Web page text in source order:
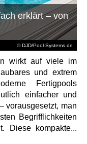
© DJD/Pool-Systems.de
erklärt – von
wirkt auf viele im
und extrem
Fertigpools
einfacher und
vorausgesetzt, man
Begrifflichkeiten
Diese kompakte...